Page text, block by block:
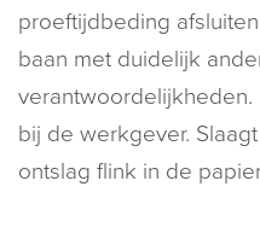
proeftijdbeding
baan met duidelijk
bij de werkgever.
ontslag flink in de